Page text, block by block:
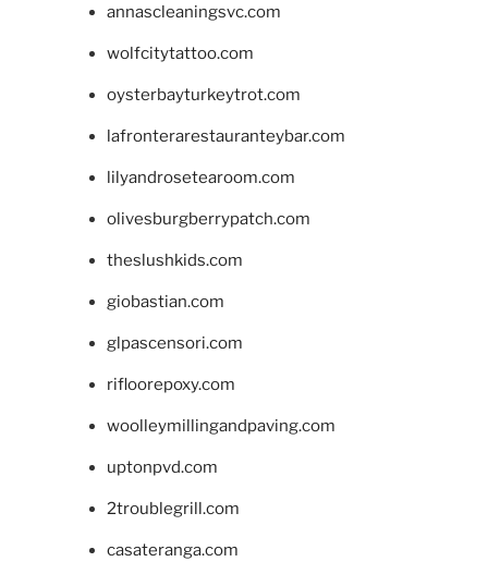
annascleaningsvc.com
wolfcitytattoo.com
oysterbayturkeytrot.com
lafronterarestauranteybar.com
lilyandrosetearoom.com
olivesburgberrypatch.com
theslushkids.com
giobastian.com
glpascensori.com
rifloorepoxy.com
woolleymillingandpaving.com
uptonpvd.com
2troublegrill.com
casateranga.com